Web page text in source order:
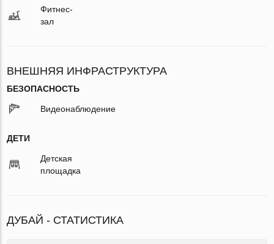
Фитнес-
зал
ВНЕШНЯЯ ИНФРАСТРУКТУРА
БЕЗОПАСНОСТЬ
Видеонаблюдение
ДЕТИ
Детская
площадка
ДУБАЙ - СТАТИСТИКА